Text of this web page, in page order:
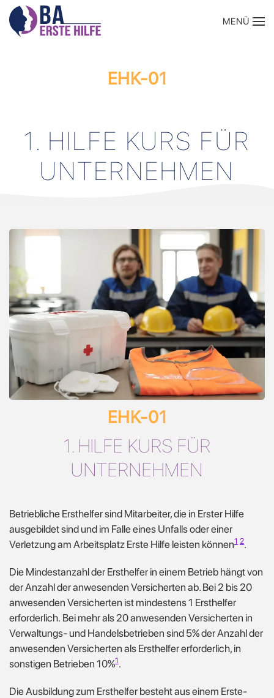
Zum Hauptinhalt springen
MENÜ
EHK-01
1. HILFE KURS FÜR
UNTERNEHMEN
EHK-01
1. HILFE KURS FÜR
UNTERNEHMEN
Betriebliche Ersthelfer sind Mitarbeiter, die in Erster Hilfe
ausgebildet sind und im Falle eines Unfalls oder einer
Verletzung am Arbeitsplatz Erste Hilfe leisten können1 2.
Die Mindestanzahl der Ersthelfer in einem Betrieb hängt von
der Anzahl der anwesenden Versicherten ab. Bei 2 bis 20
anwesenden Versicherten ist mindestens 1 Ersthelfer
erforderlich. Bei mehr als 20 anwesenden Versicherten in
Verwaltungs- und Handelsbetrieben sind 5% der Anzahl der
anwesenden Versicherten als Ersthelfer erforderlich, in
sonstigen Betrieben 10%1 .
Die Ausbildung zum Ersthelfer besteht aus einem Erste-